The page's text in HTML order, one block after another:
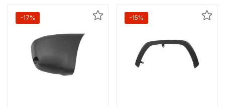
-17% -15%